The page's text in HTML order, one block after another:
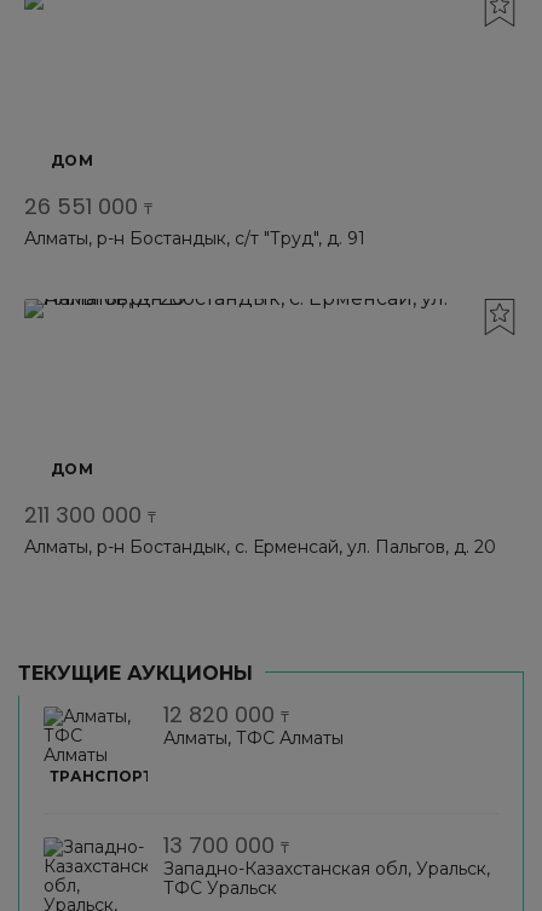
ДОМ
26 551 000 ₸
Алматы, р-н Бостандык, с/т "Труд", д. 91
ДОМ
211 300 000 ₸
Алматы, р-н Бостандык, с. Ерменсай, ул. Пальгов, д. 20
ТЕКУЩИЕ АУКЦИОНЫ
ТРАНСПОРТ
12 820 000 ₸
Алматы, ТФС Алматы
13 700 000 ₸
Западно-Казахстанская обл, Уральск,
ТФС Уральск